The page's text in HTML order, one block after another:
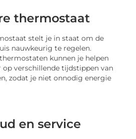
thermostaat
stelt je in staat om de
nauwkeurig te regelen.
kunnen je helpen
verschillende tijdstippen van
zodat je niet onnodig energie
en service